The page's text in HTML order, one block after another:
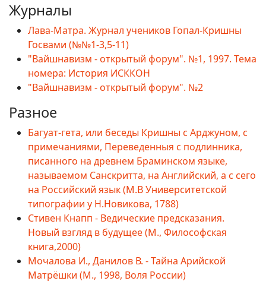
Журналы
Лава-Матра. Журнал учеников Гопал-Кришны
Госвами (№№1-3,5-11)
"Вайшнавизм - открытый форум". №1, 1997. Тема
номера: История ИСККОН
"Вайшнавизм - открытый форум". №2
Разное
Багуат-гета, или беседы Кришны с Арджуном, с
примечаниями, Переведенныя с подлинника,
писанного на древнем Браминском языке,
называемом Санскритта, на Английский, а с сего
на Российский язык (М.В Университетской
типографии у Н.Новикова, 1788)
Стивен Кнапп - Ведические предсказания.
Новый взгляд в будущее (М., Философская
книга,2000)
Мочалова И., Данилов В. - Тайна Арийской
Матрёшки (М., 1998, Воля России)